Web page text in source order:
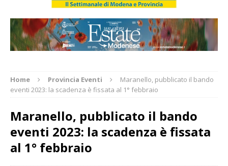
Home Provincia Eventi
Maranello, pubblicato il bando
eventi 2023: la scadenza è fissata al 1° febbraio
Maranello, pubblicato il bando
eventi 2023: la scadenza è fissata
al 1° febbraio